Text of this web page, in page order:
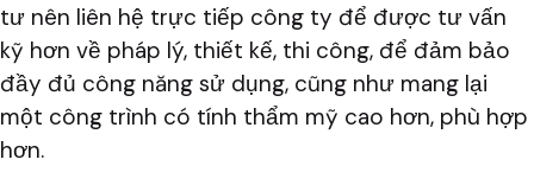
tư nên liên hệ trực tiếp công ty để được tư vấn
kỹ hơn về pháp lý, thiết kế, thi công, để đảm bảo
đầy đủ công năng sử dụng, cũng như mang lại
một công trình có tính thẩm mỹ cao hơn, phù hợp
hơn.